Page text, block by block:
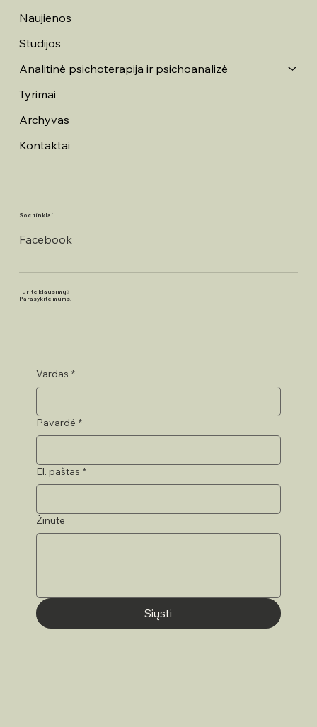
Naujienos
Studijos
Analitinė psichoterapija ir psichoanalizė
Tyrimai
Archyvas
Kontaktai
Soc. tinklai
Facebook
Turite klausimų?
Parašykite mums.
Vardas *
Pavardė *
El. paštas *
Žinutė
Siųsti